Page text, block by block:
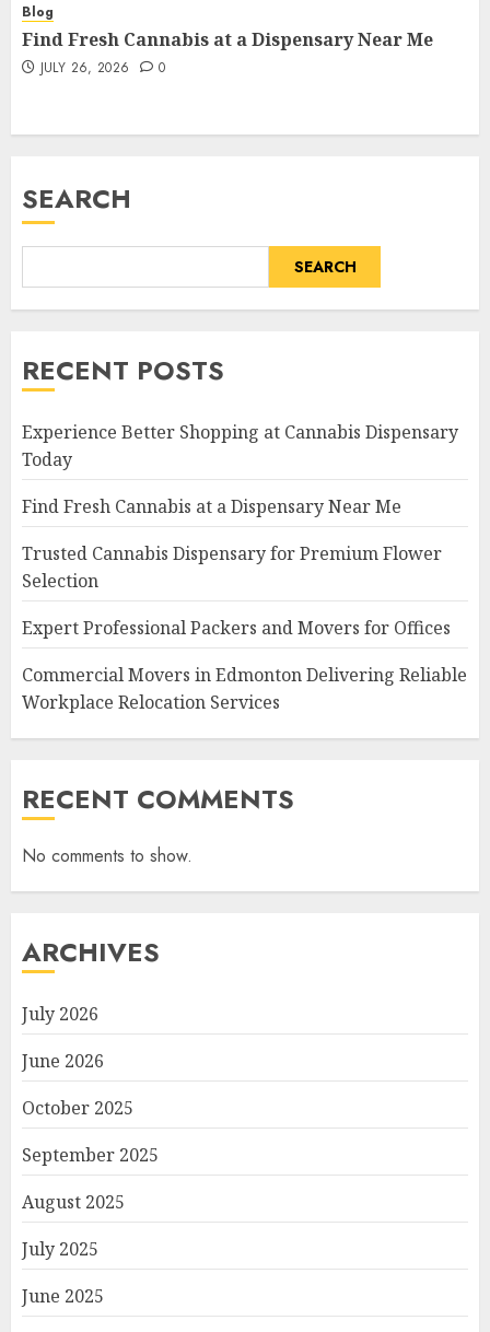
Blog
Find Fresh Cannabis at a Dispensary Near Me
JULY 26, 2026 0
SEARCH
SEARCH
RECENT POSTS
Experience Better Shopping at Cannabis Dispensary
Today
Find Fresh Cannabis at a Dispensary Near Me
Trusted Cannabis Dispensary for Premium Flower
Selection
Expert Professional Packers and Movers for Offices
Commercial Movers in Edmonton Delivering Reliable
Workplace Relocation Services
RECENT COMMENTS
No comments to show.
ARCHIVES
July 2026
June 2026
October 2025
September 2025
August 2025
July 2025
June 2025